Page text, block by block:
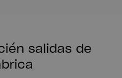
salidas de